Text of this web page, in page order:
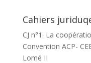
Cahiers
CJ n°1: La
Convention ACP-
Lomé II